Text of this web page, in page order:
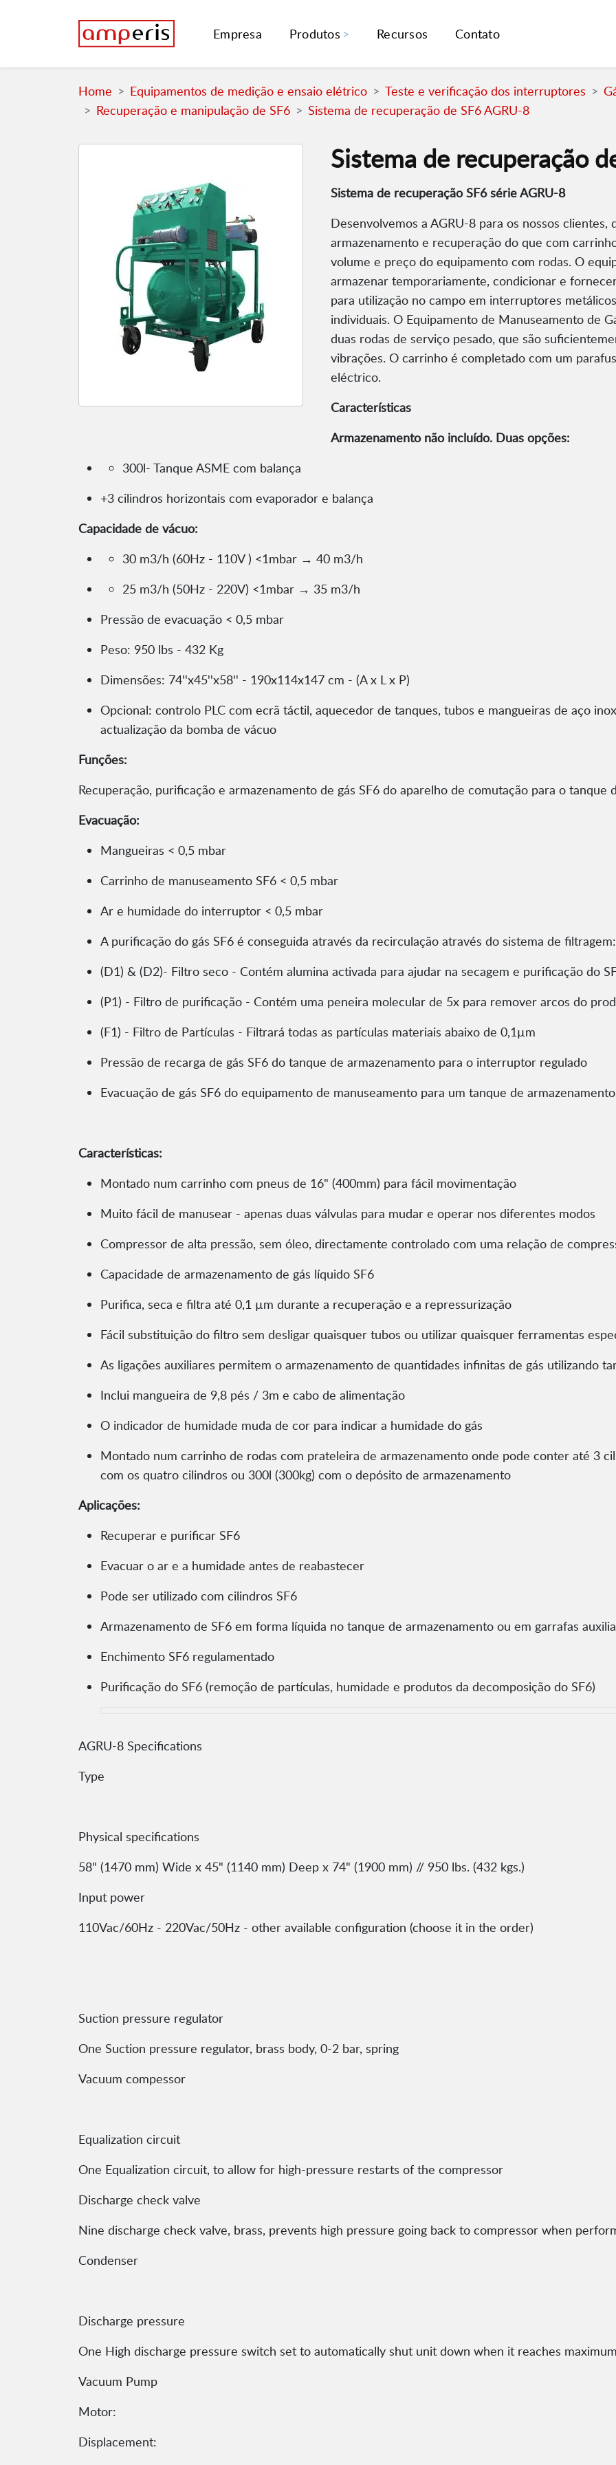
Empresa Produtos Recursos Contato
Home Equipamentos de medição e ensaio elétrico Teste e verificação dos interruptores
Recuperação e manipulação de SF6
Sistema de recuperação de SF6 AGRU-8
Sistema de recuperação
Sistema de recuperação SF6 série AGRU-8
Desenvolvemos a AGRU-8 para os nossos
armazenamento e recuperação do que com
volume e preço do equipamento com rodas. O
armazenar temporariamente, condicionar e
para utilização no campo em interruptores
individuais. O Equipamento de Manuseamento de
duas rodas de serviço pesado, que são
vibrações. O carrinho é completado com um
eléctrico.
Características
Armazenamento não incluído. Duas opções:
300l- Tanque ASME com balança
+3 cilindros horizontais com evaporador e balança
Capacidade de vácuo:
30 m3/h (60Hz - 110V ) <1mbar → 40 m3/h
25 m3/h (50Hz - 220V) <1mbar → 35 m3/h
Pressão de evacuação < 0,5 mbar
Peso: 950 lbs - 432 Kg
Dimensões: 74''x45''x58'' - 190x114x147 cm - (A x L x P)
Opcional: controlo PLC com ecrã táctil, aquecedor de tanques, tubos e mangueiras de aço
actualização da bomba de vácuo
Funções:
Recuperação, purificação e armazenamento de gás SF6 do aparelho de comutação para o tanque
Evacuação:
Mangueiras < 0,5 mbar
Carrinho de manuseamento SF6 < 0,5 mbar
Ar e humidade do interruptor < 0,5 mbar
A purificação do gás SF6 é conseguida através da recirculação através do sistema de filtragem:
(D1) & (D2)- Filtro seco - Contém alumina activada para ajudar na secagem e purificação do
(P1) - Filtro de purificação - Contém uma peneira molecular de 5x para remover arcos do
(F1) - Filtro de Partículas - Filtrará todas as partículas materiais abaixo de 0,1µm
Pressão de recarga de gás SF6 do tanque de armazenamento para o interruptor regulado
Evacuação de gás SF6 do equipamento de manuseamento para um tanque de
Características:
Montado num carrinho com pneus de 16" (400mm) para fácil movimentação
Muito fácil de manusear - apenas duas válvulas para mudar e operar nos diferentes modos
Compressor de alta pressão, sem óleo, directamente controlado com uma relação de
Capacidade de armazenamento de gás líquido SF6
Purifica, seca e filtra até 0,1 µm durante a recuperação e a repressurização
Fácil substituição do filtro sem desligar quaisquer tubos ou utilizar quaisquer ferramentas
As ligações auxiliares permitem o armazenamento de quantidades infinitas de gás utilizando
Inclui mangueira de 9,8 pés / 3m e cabo de alimentação
O indicador de humidade muda de cor para indicar a humidade do gás
Montado num carrinho de rodas com prateleira de armazenamento onde pode conter até 3
com os quatro cilindros ou 300l (300kg) com o depósito de armazenamento
Aplicações:
Recuperar e purificar SF6
Evacuar o ar e a humidade antes de reabastecer
Pode ser utilizado com cilindros SF6
Armazenamento de SF6 em forma líquida no tanque de armazenamento ou em garrafas
Enchimento SF6 regulamentado
Purificação do SF6 (remoção de partículas, humidade e produtos da decomposição do SF6)
AGRU-8 Specifications
Type
Physical specifications
58" (1470 mm) Wide x 45" (1140 mm) Deep x 74" (1900 mm) // 950 lbs. (432 kgs.)
Input power
110Vac/60Hz - 220Vac/50Hz - other available configuration (choose it in the order)
Suction pressure regulator
One Suction pressure regulator, brass body, 0-2 bar, spring
Vacuum compessor
Equalization circuit
One Equalization circuit, to allow for high-pressure restarts of the compressor
Discharge check valve
Nine discharge check valve, brass, prevents high pressure going back to compressor when
Condenser
Discharge pressure
One High discharge pressure switch set to automatically shut unit down when it reaches
Vacuum Pump
Motor:
Displacement: